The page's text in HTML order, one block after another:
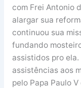
com Frei Antonio
alargar sua
continuou sua
fundando
assistidos pro
assistências aos
pelo Papa Paulo